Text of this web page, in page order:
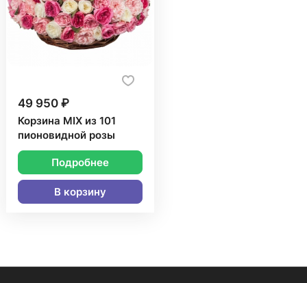
49 950 ₽
Корзина MIX из 101
пионовидной розы
Подробнее
В корзину